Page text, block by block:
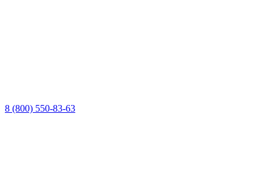
8 (800) 550-83-63